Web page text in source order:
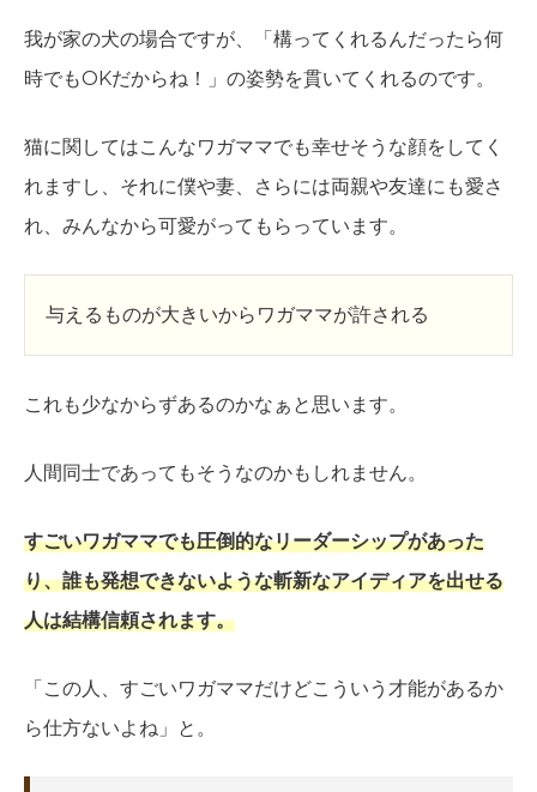
我が家の犬の場合ですが、「構ってくれるんだったら何
時でもOKだからね！」の姿勢を貫いてくれるのです。
猫に関してはこんなワガママでも幸せそうな顔をしてく
れますし、それに僕や妻、さらには両親や友達にも愛さ
れ、みんなから可愛がってもらっています。
与えるものが大きいからワガママが許される
これも少なからずあるのかなぁと思います。
人間同士であってもそうなのかもしれません。
すごいワガママでも圧倒的なリーダーシップがあった
り、誰も発想できないような斬新なアイディアを出せる
人は結構信頼されます。
「この人、すごいワガママだけどこういう才能があるか
ら仕方ないよね」と。